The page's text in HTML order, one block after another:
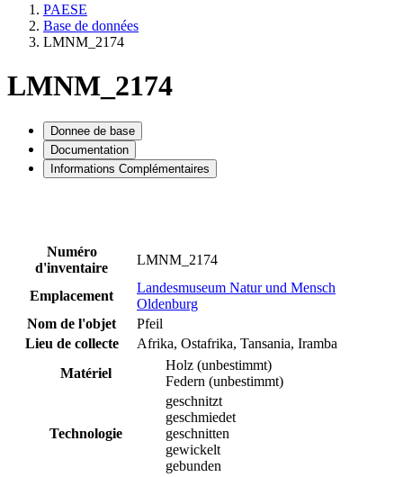
PAESE
Base de données
LMNM_2174
LMNM_2174
Donnee de base
Documentation
Informations Complémentaires
Numéro
d'inventaire
LMNM_2174
Emplacement
Landesmuseum Natur und Mensch
Oldenburg
Nom de l'objet
Pfeil
Lieu de collecte
Afrika, Ostafrika, Tansania, Iramba
Matériel
Holz (unbestimmt)
Federn (unbestimmt)
Technologie
geschnitzt
geschmiedet
geschnitten
gewickelt
gebunden